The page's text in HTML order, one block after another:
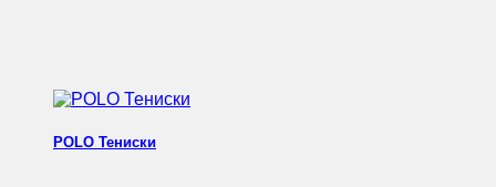
POLO Тениски